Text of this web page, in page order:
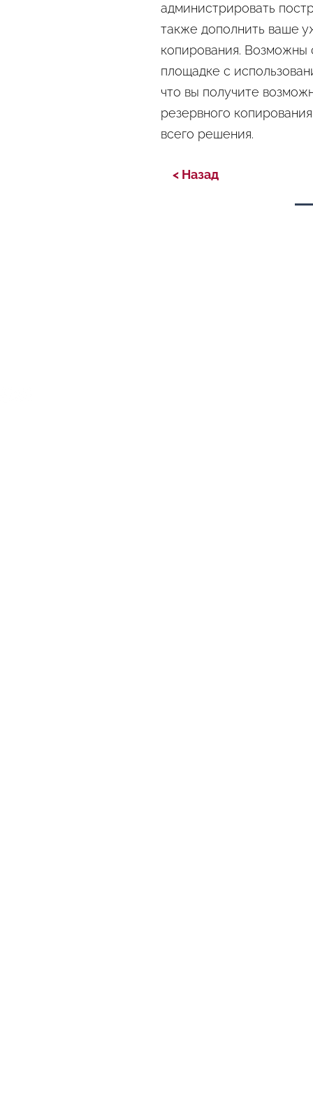
администрировать
также дополнить ваше
копирования. Возможны
площадке с
что вы получите
резервного
всего решения.
< Назад